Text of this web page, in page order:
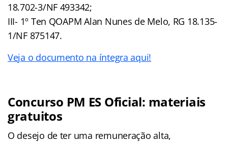
18.702-3/NF 493342;
III- 1º Ten QOAPM Alan Nunes de Melo, RG 18.135-
1/NF 875147.
Veja o documento na íntegra aqui!
Concurso PM ES Oficial: materiais
gratuitos
O desejo de ter uma remuneração alta,